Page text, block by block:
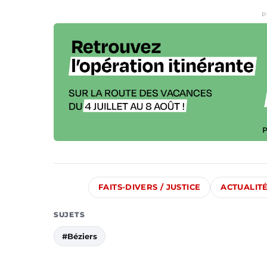
FAITS-DIVERS / JUSTICE
SUJETS
#Béziers